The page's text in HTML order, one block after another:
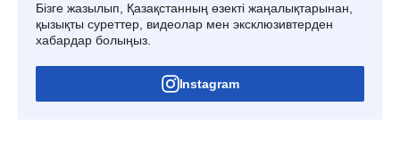
Бізге жазылып, Қазақстанның өзекті жаңалықтарынан,
қызықты суреттер, видеолар мен эксклюзивтерден
хабардар болыңыз.
Instagram